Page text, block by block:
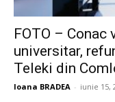
FOTO – Conac
universitar,
Teleki din
Ioana BRADEA - iunie 15,